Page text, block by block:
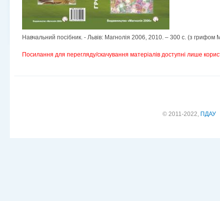
Навчальний посібник. - Львів: Магнолія 2006, 2010. – 300 с. (з грифом
Посилання для перегляду/скачування матеріалів доступні лише
© 2011-2022, ПДАУ